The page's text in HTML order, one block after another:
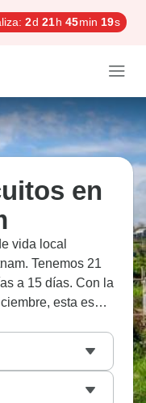
2d 21h 45min 18s
en
vida local
Tenemos 21
a 15 días. Con la
esta es
año.